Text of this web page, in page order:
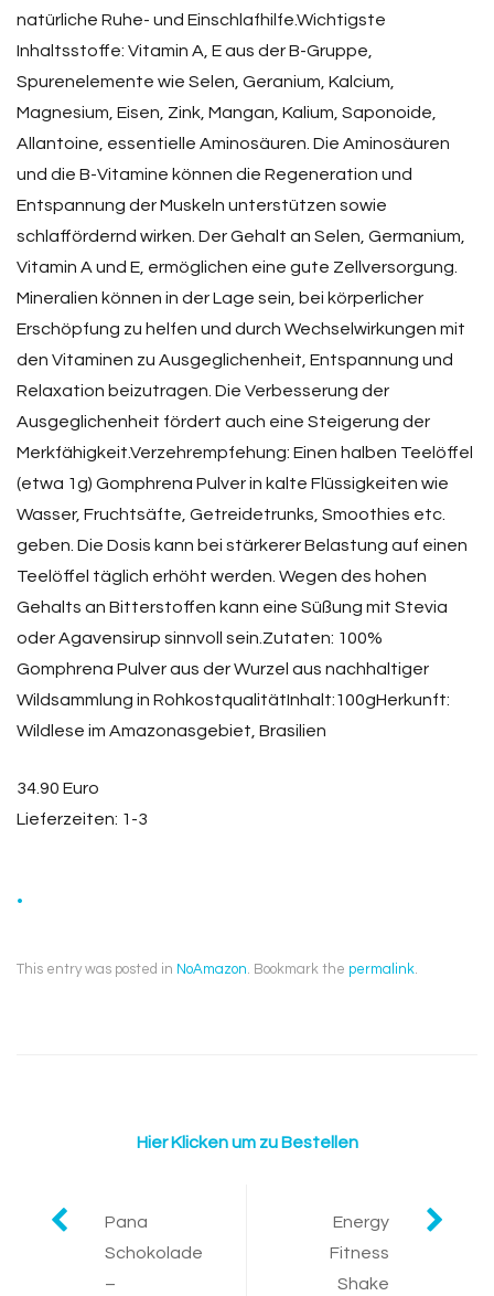
natürliche Ruhe- und Einschlafhilfe.Wichtigste
Inhaltsstoffe: Vitamin A, E aus der B-Gruppe,
Spurenelemente wie Selen, Geranium, Kalcium,
Magnesium, Eisen, Zink, Mangan, Kalium, Saponoide,
Allantoine, essentielle Aminosäuren. Die Aminosäuren
und die B-Vitamine können die Regeneration und
Entspannung der Muskeln unterstützen sowie
schlaffördernd wirken. Der Gehalt an Selen, Germanium,
Vitamin A und E, ermöglichen eine gute Zellversorgung.
Mineralien können in der Lage sein, bei körperlicher
Erschöpfung zu helfen und durch Wechselwirkungen mit
den Vitaminen zu Ausgeglichenheit, Entspannung und
Relaxation beizutragen. Die Verbesserung der
Ausgeglichenheit fördert auch eine Steigerung der
Merkfähigkeit.Verzehrempfehung: Einen halben Teelöffel
(etwa 1g) Gomphrena Pulver in kalte Flüssigkeiten wie
Wasser, Fruchtsäfte, Getreidetrunks, Smoothies etc.
geben. Die Dosis kann bei stärkerer Belastung auf einen
Teelöffel täglich erhöht werden. Wegen des hohen
Gehalts an Bitterstoffen kann eine Süßung mit Stevia
oder Agavensirup sinnvoll sein.Zutaten: 100%
Gomphrena Pulver aus der Wurzel aus nachhaltiger
Wildsammlung in RohkostqualitätInhalt:100gHerkunft:
Wildlese im Amazonasgebiet, Brasilien
34.90 Euro
Lieferzeiten: 1-3
.
This entry was posted in NoAmazon. Bookmark the permalink.
Hier Klicken um zu Bestellen
Post
navigation
Pana
Schokolade
–
Energy
Fitness
Shake